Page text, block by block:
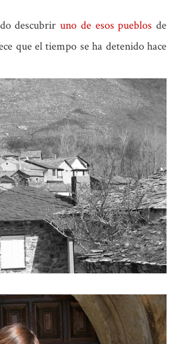
descubriruno de esos pueblos de
que el tiempo se ha detenido hace